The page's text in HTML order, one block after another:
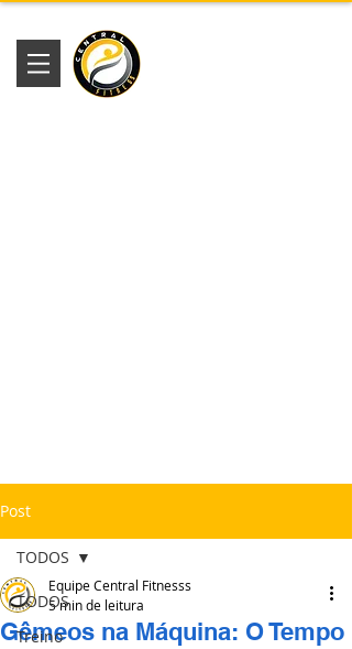
Post
TODOS
Treino
TODOS
Gêmeos na Máquina: O Tempo
Equipe Central Fitnesss
5 min de leitura